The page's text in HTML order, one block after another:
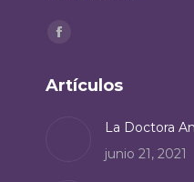
Encuéntranos en:
opens
window
Artículos
La Doctora
junio 21, 2021